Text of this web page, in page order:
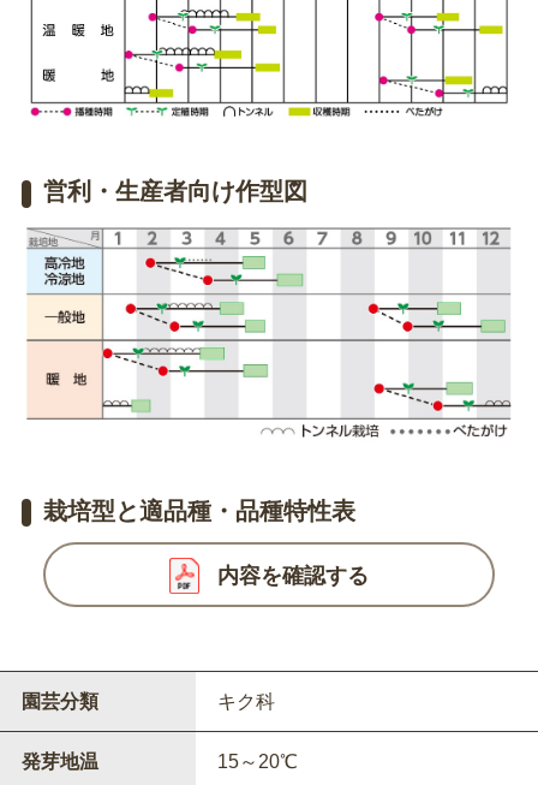
営利・生産者向け作型図
栽培型と適品種・品種特性表
内容を確認する
園芸分類 キク科
発芽地温 15～20℃